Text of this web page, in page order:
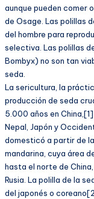
aunque pueden comer
de Osage. Las polillas
del hombre para
selectiva. Las polillas
Bombyx) no son tan
seda.
La sericultura, la
producción de seda
5.000 años en
Nepal, Japón y
domesticó a partir de
mandarina, cuya área
hasta el norte de
Rusia. La polilla de la
del japonés o